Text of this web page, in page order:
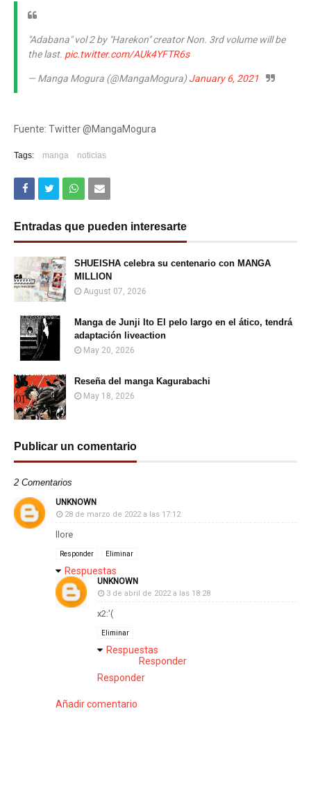
"Adabana" vol 2 by "Harekon" creator Non. 3rd volume will be
the last. pic.twitter.com/AUk4YFTR6s
— Manga Mogura (@MangaMogura)January 6, 2021
Fuente: Twitter @MangaMogura
Tags: manga noticias
Entradas que pueden interesarte
SHUEISHA celebra su centenario con MANGA
MILLION
August 07, 2026
Manga de Junji Ito El pelo largo en el ático, tendrá
adaptación liveaction
May 20, 2026
Reseña del manga Kagurabachi
May 18, 2026
Publicar un comentario
2 Comentarios
UNKNOWN
28 de marzo de 2022 a las 17:12
llore
Responder Eliminar
Respuestas
UNKNOWN
3 de abril de 2022 a las 18:28
x2:'(
Eliminar
Respuestas
Responder
Responder
Añadir comentario